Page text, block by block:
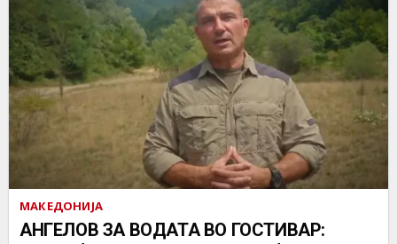
МАКЕДОНИЈА
АНГЕЛОВ ЗА ВОДАТА ВО ГОСТИВАР: